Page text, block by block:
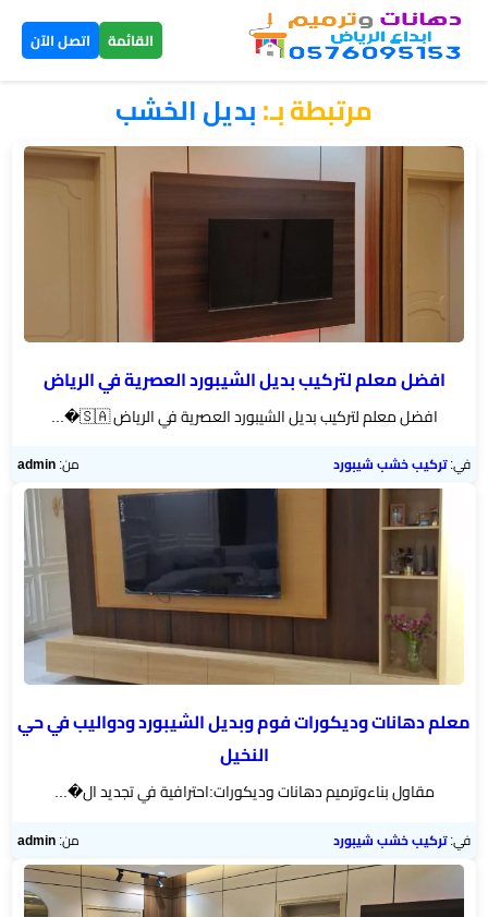
القائمة اتصل الآن ×
دهانات
داخلية
دهانات
خارجية
الرياض
تركيب
بديل
رخام
تركيب
ديكور
الرياض
ملاحق
تركيب
خشب
شيبورد
مرتبطة بـ:بديل الخشب
افضل معلم لتركيب بديل الشيبورد العصرية في الرياض
افضل معلم لتركيب بديل الشيبورد العصرية في الرياض 🇸🇦�...
في:تركيب خشب شيبورد من:admin
معلم دهانات وديكورات فوم وبديل الشيبورد ودواليب في حي
النخيل
مقاول بناءوترميم دهانات وديكورات:احترافية في تجديد ال�...
في:تركيب خشب شيبورد من:admin